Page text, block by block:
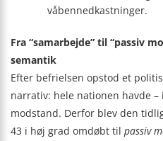
våbennedkastninger.
Fra “samarbejde” til “passiv
semantik
Efter befrielsen opstod et
narrativ: hele nationen havde
modstand. Derfor blev den
43 i høj grad omdøbt til passiv